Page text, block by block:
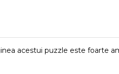
acestui puzzle este foarte